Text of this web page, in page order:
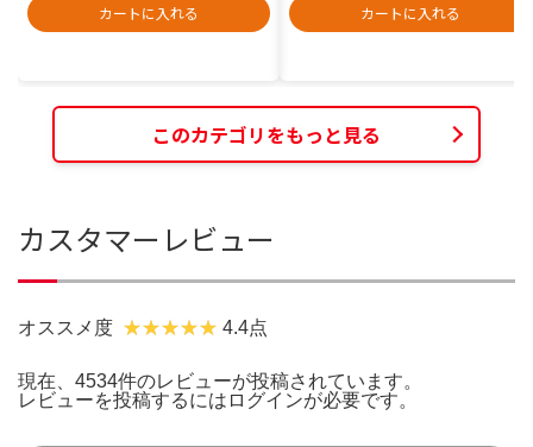
カートに入れる
カートに入れる
このカテゴリをもっと見る
カスタマーレビュー
オススメ度 4.4点
現在、4534件のレビューが投稿されています。
レビューを投稿するには ログインが必要です。